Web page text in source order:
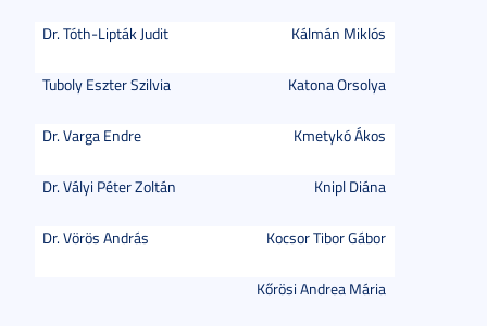
Dr. Tóth-Lipták Judit Kálmán Miklós
Tuboly Eszter Szilvia Katona Orsolya
Dr. Varga Endre Kmetykó Ákos
Dr. Vályi Péter Zoltán Knipl Diána
Dr. Vörös András Kocsor Tibor Gábor
Kőrösi Andrea Mária